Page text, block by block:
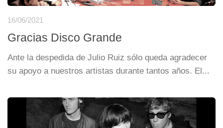
16/06/2021
Gracias Disco Grande
Ante la despedida de Julio Ruiz sólo queda agradecer
su apoyo a nuestros artistas durante tantos años. El...